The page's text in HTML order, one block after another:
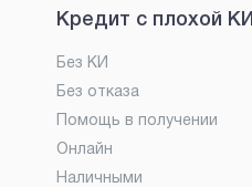
Кредит с плохой КИ
Без КИ
Без отказа
Помощь в получении
Онлайн
Наличными